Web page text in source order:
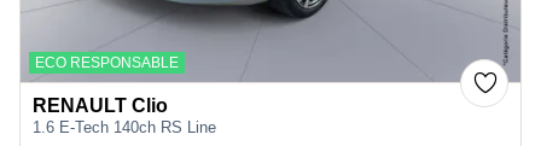
ECO RESPONSABLE
RENAULT Clio
1.6 E-Tech 140ch RS Line